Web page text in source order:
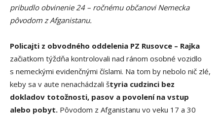
pribudlo obvinenie 24 – ročnému občanovi Nemecka
pôvodom z Afganistanu.
Policajti z obvodného oddelenia PZ Rusovce – Rajka
začiatkom týždňa kontrolovali nad ránom osobné vozidlo
s nemeckými evidenčnými číslami. Na tom by nebolo nič zlé,
keby sa v aute nenachádzali štyria cudzinci bez
dokladov totožnosti, pasov a povolení na vstup
alebo pobyt. Pôvodom z Afganistanu vo veku 17 a 30